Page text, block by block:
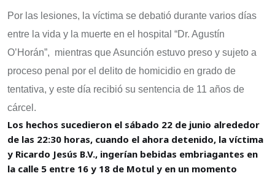
Por las lesiones, la víctima se debatió durante varios días
entre la vida y la muerte en el hospital “Dr. Agustín
O’Horán”, mientras que Asunción estuvo preso y sujeto a
proceso penal por el delito de homicidio en grado de
tentativa, y este día recibió su sentencia de 11 años de
cárcel.
Los hechos sucedieron el sábado 22 de junio alrededor
de las 22:30 horas, cuando el ahora detenido, la víctima
y Ricardo Jesús B.V., ingerían bebidas embriagantes en
la calle 5 entre 16 y 18 de Motul y en un momento